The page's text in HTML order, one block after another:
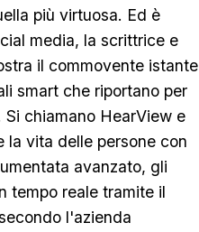
più virtuosa. Ed è
media, la scrittrice e
il commovente istante
smart che riportano per
chiamano HearView e
la vita delle persone con
avanzato, gli
tempo reale tramite il
l'azienda